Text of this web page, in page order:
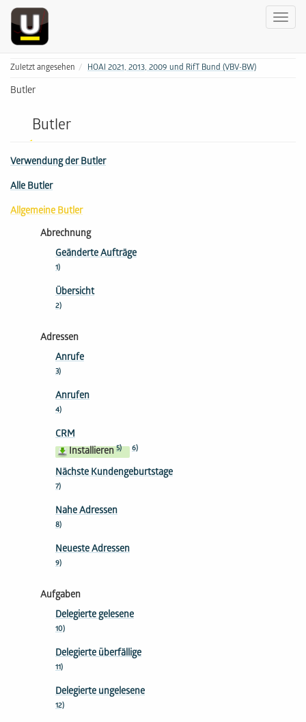
Zuletzt angesehen HOAI 2021, 2013, 2009 und RifT Bund (VBV-BW)
Butler
Butler
Verwendung der Butler
Alle Butler
Allgemeine Butler
Abrechnung
Geänderte Aufträge
1)
Übersicht
2)
Adressen
Anrufe
3)
Anrufen
4)
CRM
Installieren 5) 6)
Nächste Kundengeburtstage
7)
Nahe Adressen
8)
Neueste Adressen
9)
Aufgaben
Delegierte gelesene
10)
Delegierte überfällige
11)
Delegierte ungelesene
12)